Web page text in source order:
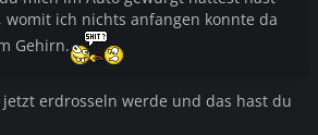
ich nichts anfangen konnte da
Gehirn.
erdrosseln werde und das hast du